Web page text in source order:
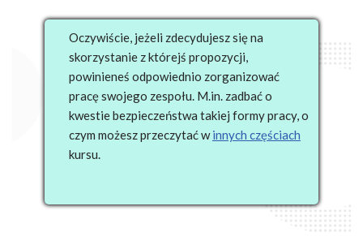
Oczywiście, jeżeli zdecydujesz się na
skorzystanie z którejś propozycji,
powinieneś odpowiednio zorganizować
pracę swojego zespołu. M.in. zadbać o
kwestie bezpieczeństwa takiej formy pracy, o
czym możesz przeczytać winnych częściach
kursu.